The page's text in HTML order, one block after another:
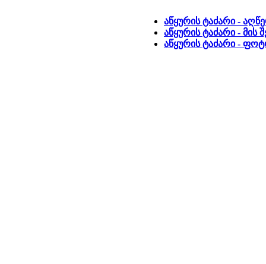
აწყურის ტაძარი -
აწყურის ტაძარი - მის
აწყურის ტაძარი -